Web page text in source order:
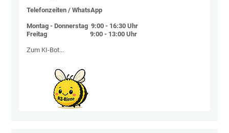
Telefonzeiten / WhatsApp
Montag - Donnerstag 9:00 - 16:30 Uhr
Freitag 9:00 - 13:00 Uhr
Zum KI-Bot...